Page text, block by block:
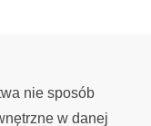
nie sposób
w danej